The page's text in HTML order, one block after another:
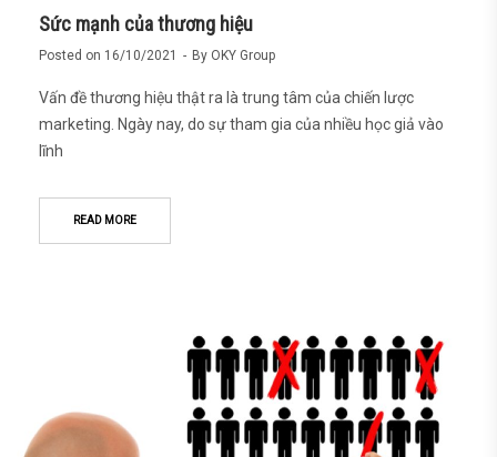
Sức mạnh của thương hiệu
Posted on 16/10/2021 By OKY Group
Vấn đề thương hiệu thật ra là trung tâm của chiến lược
marketing. Ngày nay, do sự tham gia của nhiều học giả vào
lĩnh
READ MORE